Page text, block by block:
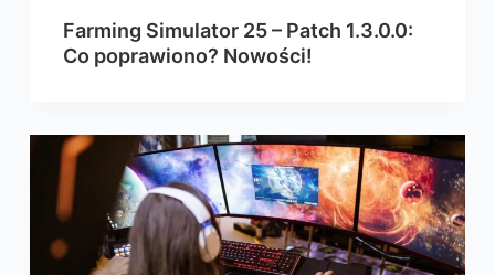
Farming Simulator 25 – Patch 1.3.0.0:
Co poprawiono? Nowości!